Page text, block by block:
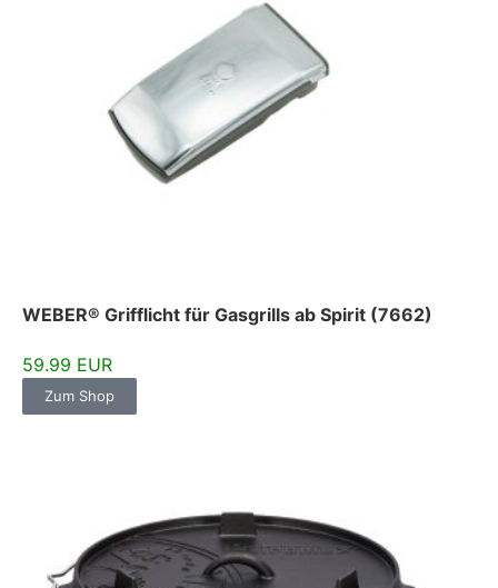
WEBER® Grifflicht für Gasgrills ab Spirit (7662)
59.99 EUR
Zum Shop